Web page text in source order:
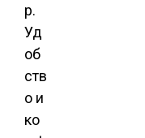
р.
Уд
об
ств
о и
ко